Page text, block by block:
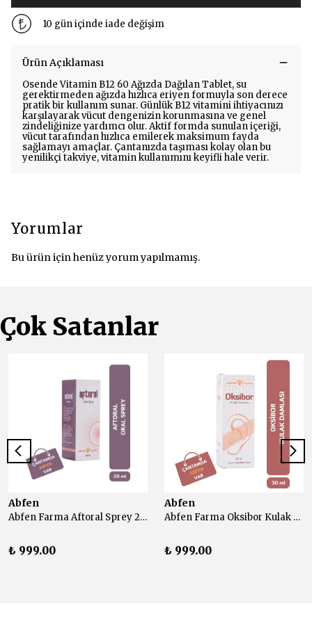
10 gün içinde iade değişim
Ürün Açıklaması
Osende Vitamin B12 60 Ağızda Dağılan Tablet, su
gerektirmeden ağızda hızlıca eriyen formuyla son derece
pratik bir kullanım sunar. Günlük B12 vitamini ihtiyacınızı
karşılayarak vücut dengenizin korunmasına ve genel
zindeliğinize yardımcı olur. Aktif formda sunulan içeriği,
vücut tarafından hızlıca emilerek maksimum fayda
sağlamayı amaçlar. Çantanızda taşıması kolay olan bu
yenilikçi takviye, vitamin kullanımını keyifli hale verir.
Yorumlar
Bu ürün için henüz yorum yapılmamış.
Çok Satanlar
Abfen
Abfen Farma Aftoral Sprey 20 ml
₺ 999.00
Abfen
Abfen Farma Oksibor Kulak Damlası 30 ml
₺ 999.00